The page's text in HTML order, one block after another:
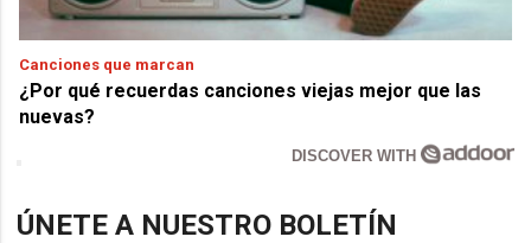
Canciones que marcan
¿Por qué recuerdas canciones viejas mejor que las
nuevas?
DISCOVER WITH
ÚNETE A NUESTRO BOLETÍN